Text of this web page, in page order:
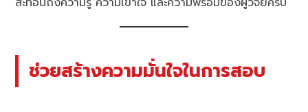
ช่วยสร้างความมั่นใจในการสอบ